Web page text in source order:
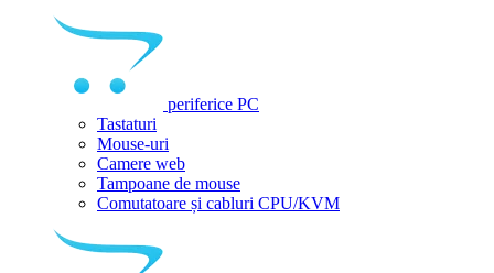
periferice PC
Tastaturi
Mouse-uri
Camere web
Tampoane de mouse
Comutatoare și cabluri CPU/KVM